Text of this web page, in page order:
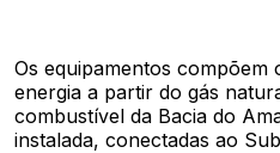
Os equipamentos
energia a partir do gás
combustível da Bacia do
instalada, conectadas ao